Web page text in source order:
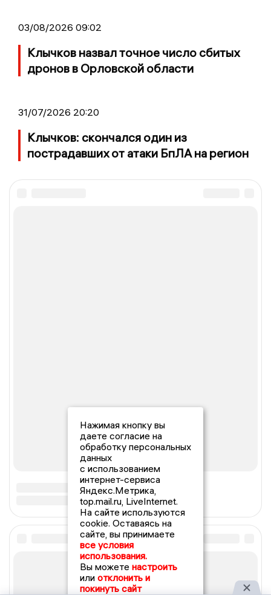
03/08/2026 09:02
Клычков назвал точное число сбитых
дронов в Орловской области
31/07/2026 20:20
Клычков: скончался один из
пострадавших от атаки БпЛА на регион
Нажимая кнопку вы
даете согласие на
обработку персональных
данных
с использованием
интернет-сервиса
Яндекс.Метрика,
top.mail.ru, LiveInternet.
На сайте используются
cookie. Оставаясь на
сайте, вы принимаете
все условия
использования.
Вы можете настроить
или отклонить и
покинуть сайт